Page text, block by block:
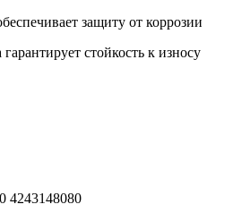
защиту от коррозии
стойкость к износу
4243148080